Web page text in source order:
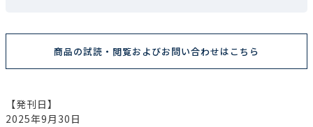
商品の試読・閲覧およびお問い合わせはこちら
【発刊日】
2025年9月30日